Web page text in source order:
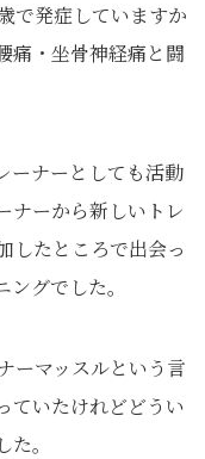
で発症していますか
痛・坐骨神経痛と闘
ーナーとしても活動
ナーから新しいトレ
したところで出会っ
グでした。
ーマッスルという言
ていたけれどどうい
。